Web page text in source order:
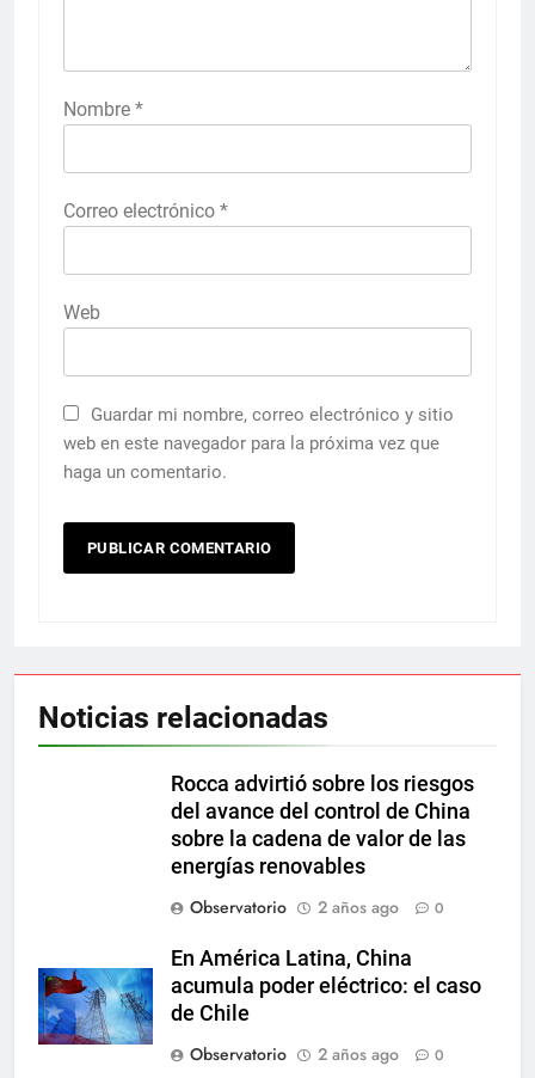
Nombre *
Correo electrónico *
Web
Guardar mi nombre, correo electrónico y sitio
web en este navegador para la próxima vez que
haga un comentario.
Noticias relacionadas
Rocca advirtió sobre los riesgos
del avance del control de China
sobre la cadena de valor de las
energías renovables
Observatorio
2 años ago 0
En América Latina, China
acumula poder eléctrico: el caso
de Chile
Observatorio
2 años ago 0